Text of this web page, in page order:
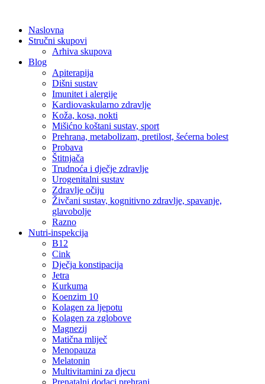
contentNaslovna
Stručni skupovi
Arhiva skupova
Blog
Apiterapija
Dišni sustav
Imunitet i alergije
Kardiovaskularno zdravlje
Koža, kosa, nokti
Mišićno koštani sustav, sport
Prehrana, metabolizam, pretilost, šećerna bolest
Probava
Štitnjača
Trudnoća i dječje zdravlje
Urogenitalni sustav
Zdravlje očiju
Živčani sustav, kognitivno zdravlje, spavanje,
glavobolje
Razno
Nutri-inspekcija
B12
Cink
Dječja konstipacija
Jetra
Kurkuma
Koenzim 10
Kolagen za ljepotu
Kolagen za zglobove
Magnezij
Matična mliječ
Menopauza
Melatonin
Multivitamini za djecu
Prenatalni dodaci prehrani